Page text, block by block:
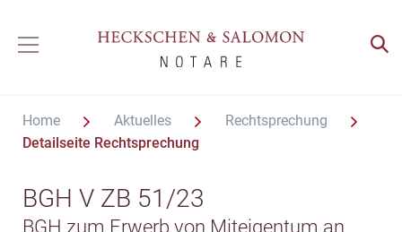
Home Aktuelles
Rechtsprechung
Detailseite Rechtsprechung
BGH V ZB 51/23
BGH zum Erwerb von Miteigentum an